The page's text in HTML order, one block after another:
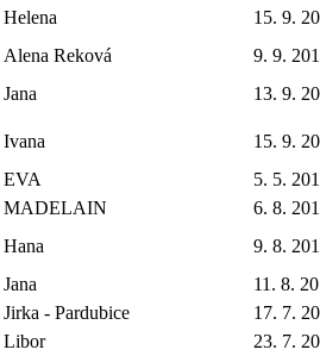
Helena
15. 9.
Alena Reková
9. 9.
Jana
13. 9.
Ivana
15. 9.
EVA
5. 5.
MADELAIN
6. 8.
Hana
9. 8.
Jana
11. 8.
Jirka - Pardubice
17. 7.
Libor
23. 7.